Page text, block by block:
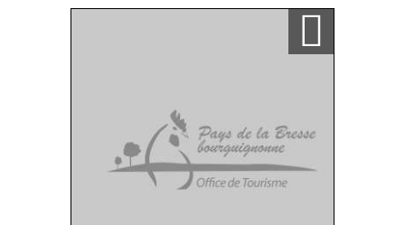
Ajouter a ma sélection